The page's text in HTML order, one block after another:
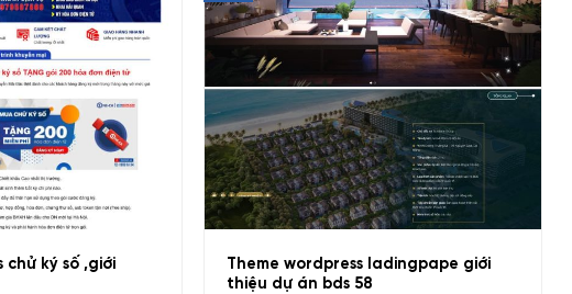
chử ký số ,giới
+
Theme wordpress ladingpape giới
thiệu dự án bds 58